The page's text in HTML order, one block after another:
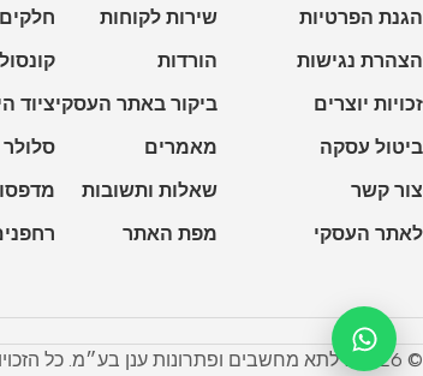
הגנת הפרטיות
הצהרת נגישות
זכויות יוצרים
ביטול עסקה
צור קשר
לאתר העסקי
שירות לקוחות
הורדות
ביקור באתר העסקי
מאמרים
שאלות ותשובות
מפת האתר
ציוד
© 2026 דלתא מחשבים ופתרונות ענן בע״מ. כל הזכויות שמורות.